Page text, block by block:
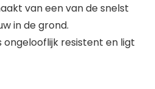
van een van de snelst
in de grond.
ongelooflijk resistent en ligt